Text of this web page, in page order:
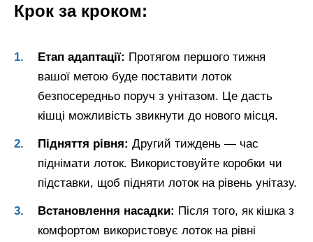
Крок за кроком:
Етап адаптації: Протягом першого тижня
вашої метою буде поставити лоток
безпосередньо поруч з унітазом. Це дасть
кішці можливість звикнути до нового місця.
Підняття рівня: Другий тиждень — час
піднімати лоток. Використовуйте коробки чи
підставки, щоб підняти лоток на рівень унітазу.
Встановлення насадки: Після того, як кішка з
комфортом використовує лоток на рівні